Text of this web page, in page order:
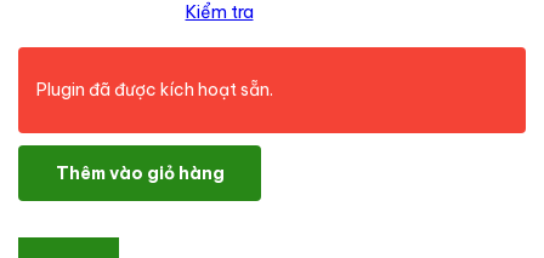
Kiểm tra
Plugin đã được kích hoạt sẵn.
Blocksy Pro (Premium) số lượng
Thêm vào giỏ hàng